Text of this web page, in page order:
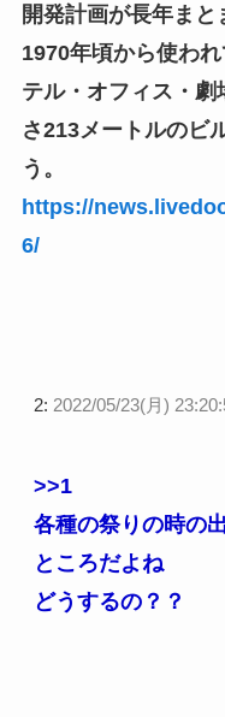
開発計画が長年ま
1970年頃から使わ
テル・オフィス・
さ213メートルのビ
う。
https://
6/
2: 2022/05/23(月)
>>1
各種の祭りの時の
ところだよね
どうするの？？